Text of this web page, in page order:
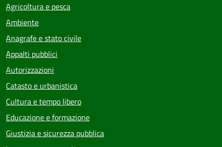
Agricoltura e pesca
Ambiente
Anagrafe e stato civile
Appalti pubblici
Autorizzazioni
Catasto e urbanistica
Cultura e tempo libero
Educazione e formazione
Giustizia e sicurezza pubblica